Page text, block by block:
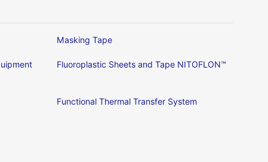
Masking Tape
Fluoroplastic Sheets and Tape NITOFLON™
Functional Thermal Transfer System